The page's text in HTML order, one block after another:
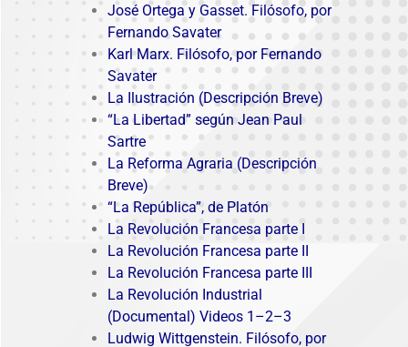
José Ortega y Gasset. Filósofo, por
Fernando Savater
Karl Marx. Filósofo, por Fernando
Savater
La Ilustración (Descripción Breve)
“La Libertad” según Jean Paul
Sartre
La Reforma Agraria (Descripción
Breve)
“La República”, de Platón
La Revolución Francesa parte I
La Revolución Francesa parte II
La Revolución Francesa parte III
La Revolución Industrial
(Documental) Videos 1 –2–3
Ludwig Wittgenstein. Filósofo, por